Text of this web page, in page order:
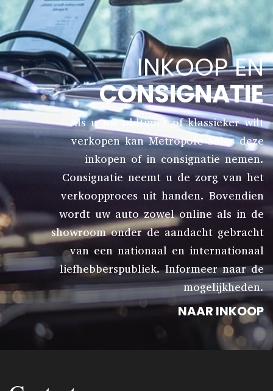
INKOOP EN
CONSIGNATIE
Als u uw oldtimer of klassieker wilt
verkopen kan Metropole Sales deze
inkopen of in consignatie nemen.
Consignatie neemt u de zorg van het
verkoopproces uit handen. Bovendien
wordt uw auto zowel online als in de
showroom onder de aandacht gebracht
van een nationaal en internationaal
liefhebberspubliek. Informeer naar de
mogelijkheden.
NAAR INKOOP